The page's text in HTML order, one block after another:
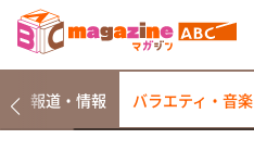
報道・情報 バラエティ・音楽